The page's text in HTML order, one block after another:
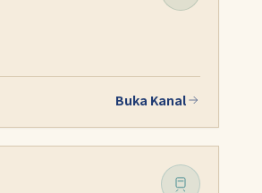
Buka Kanal